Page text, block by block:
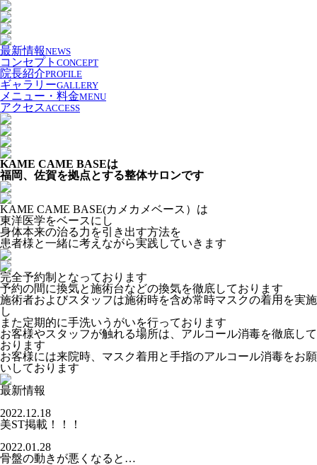
最新情報NEWS
コンセプト CONCEPT
院長紹介PROFILE
ギャラリーGALLERY
メニュー・料金MENU
アクセスACCESS
KAME CAME BASEは
福岡、佐賀を拠点とする整体サロンです
KAME CAME BASE(カメカメベース）は
東洋医学をベースにし
身体本来の治る力を引き出す方法を
患者様と一緒に考えながら実践していきます
完全予約制となっております
予約の間に換気と施術台などの換気を徹底しております
施術者およびスタッフは施術時を含め常時マスクの着用を実施
し
また定期的に手洗いうがいを行っております
お客様やスタッフが触れる場所は、アルコール消毒を徹底して
おります
お客様には来院時、マスク着用と手指のアルコール消毒をお願
いしております
最新情報
2022.12.18
美ST掲載！！！
2022.01.28
骨盤の動きが悪くなると…